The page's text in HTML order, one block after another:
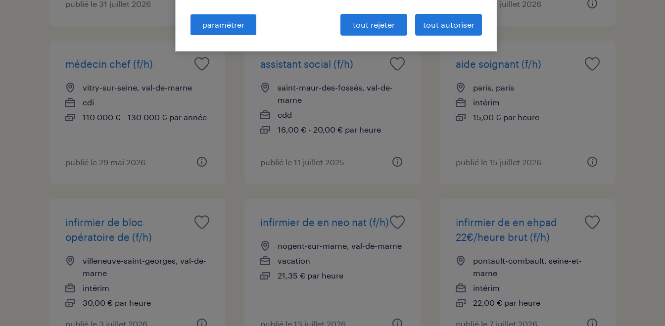
publié le 31 juillet 2026 publié le 15 juillet 2026
médecin chef (f/h)
vitry-sur-seine, val-de-marne
cdi
110 000 € - 130 000 € par année
publié le 29 mai 2026
assistant social (f/h)
saint-maur-des-fossés, val-de-
marne
cdd
16,00 € - 20,00 € par heure
publié le 11 juillet 2025
aide soignant (f/h)
paris, paris
intérim
15,00 € par heure
publié le 15 juillet 2026
infirmier de bloc
opératoire de (f/h)
villeneuve-saint-georges, val-de-
marne
intérim
30,00 € par heure
publié le 3 juillet 2026
infirmier de en neo nat (f/h)
nogent-sur-marne, val-de-marne
vacation
21,35 € par heure
publié le 13 juillet 2026
infirmier de en ehpad
22€/heure brut (f/h)
pontault-combault, seine-et-
marne
intérim
22,00 € par heure
publié le 7 juillet 2026
paramétrer tout rejeter tout autoriser